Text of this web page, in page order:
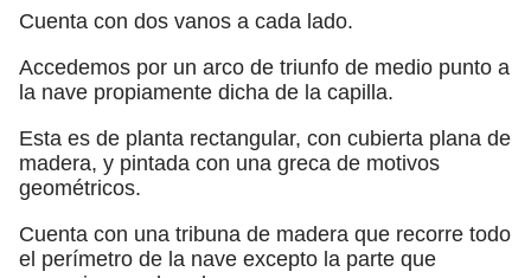
Cuenta con dos vanos a cada lado.
Accedemos por un arco de triunfo de medio punto a
la nave propiamente dicha de la capilla.
Esta es de planta rectangular, con cubierta plana de
madera, y pintada con una greca de motivos
geométricos.
Cuenta con una tribuna de madera que recorre todo
el perímetro de la nave excepto la parte que